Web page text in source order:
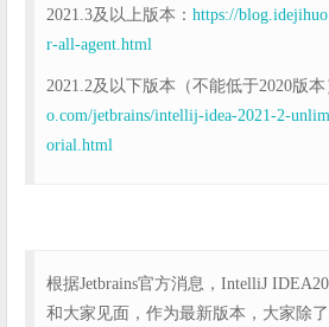
2021.3及以上版本： https://
r-all-agent.html
2021.2及以下版本（不能低于2020版本
o.com/jetbrains/intellij-idea-2021-2-
orial.html
根据Jetbrains官方消息，IntelliJ
和大家见面，作为最新版本，大家除